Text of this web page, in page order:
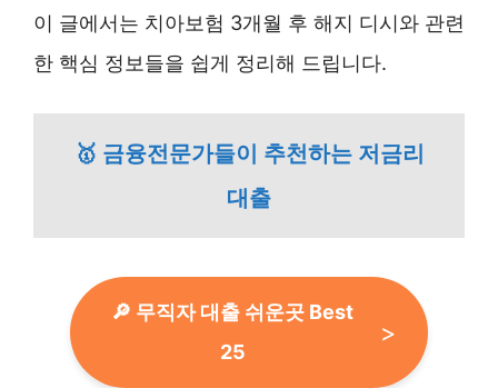
이 글에서는 치아보험 3개월 후 해지 디시와 관련
한 핵심 정보들을 쉽게 정리해 드립니다.
🥇 금융전문가들이 추천하는 저금리
대출
🔎 무직자 대출 쉬운곳 Best
25